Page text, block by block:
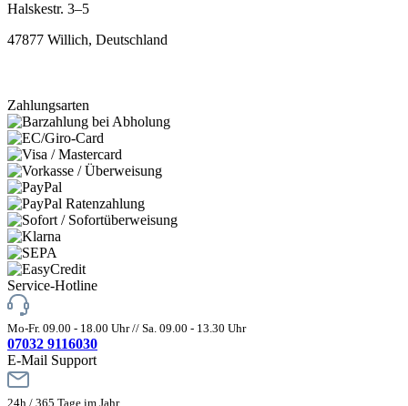
Halskestr. 3–5
47877 Willich, Deutschland
Zahlungsarten
Service-Hotline
Mo-Fr. 09.00 - 18.00 Uhr // Sa. 09.00 - 13.30 Uhr
07032 9116030
E-Mail Support
24h / 365 Tage im Jahr